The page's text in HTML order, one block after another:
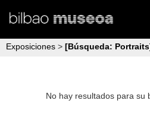
Exposiciones > [Búsqueda:
No hay resultados para su